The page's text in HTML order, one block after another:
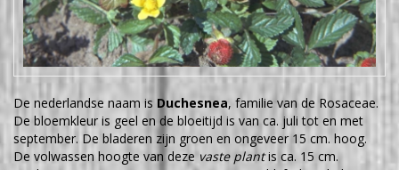
De nederlandse naam is Duchesnea, familie van de Rosaceae.
De bloemkleur is geel en de bloeitijd is van ca. juli tot en met
september. De bladeren zijn groen en ongeveer 15 cm. hoog.
De volwassen hoogte van deze vaste plantis ca. 15 cm.